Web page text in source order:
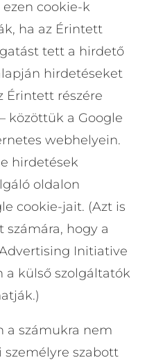
cookie-k
ha az Érintett
tett a hirdető
hirdetéseket
Érintett részére
közöttük a Google
webhelyein.
hirdetések
oldalon
cookie-jait. (Azt is
számára, hogy a
Initiative
a külső szolgáltatók
a számukra nem
szabott